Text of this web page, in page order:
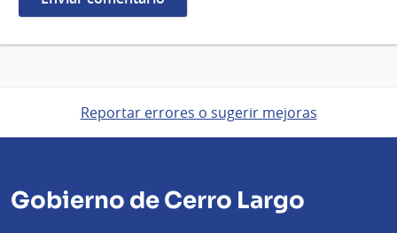
Reportar errores o sugerir mejoras
Gobierno de Cerro Largo